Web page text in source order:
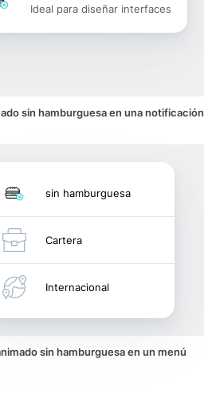
Ideal para diseñar interfaces
sin hamburguesa en una notificación
sin hamburguesa
Cartera
Internacional
sin hamburguesa en un menú